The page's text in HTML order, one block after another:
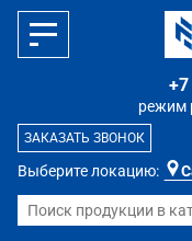
Выберите локацию:
режим
ЗАКАЗАТЬ ЗВОНОК